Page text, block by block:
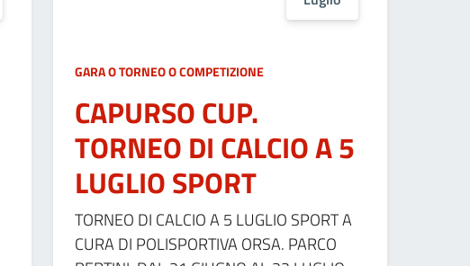
GARA O TORNEO O COMPETIZIONE
CAPURSO CUP.
TORNEO DI CALCIO A 5
LUGLIO SPORT
TORNEO DI CALCIO A 5 LUGLIO SPORT A
CURA DI POLISPORTIVA ORSA. PARCO